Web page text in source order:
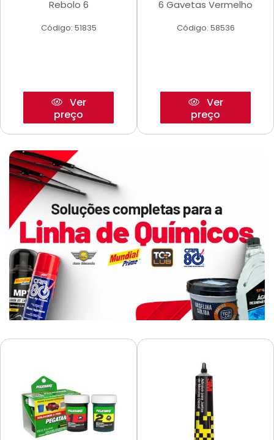
Rebolo 6
Código: 51835
Ver
preço
6 Gavetas Vermelho
Código: 58536
Ver
preço